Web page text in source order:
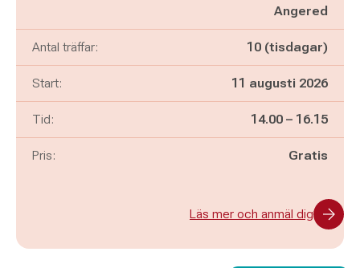
Angered
Antal träffar: 10 (tisdagar)
Start: 11 augusti 2026
Tid: Pågår mellan
14.00 – och
16.15
Pris: Gratis
Läs mer och anmäl dig